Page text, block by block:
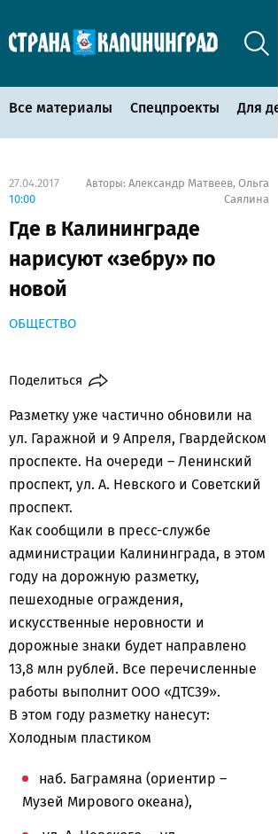
Все материалы Спецпроекты Для
27.04.2017
10:00
Авторы: Александр Матвеев, Ольга
Саялина
Где в Калининграде
нарисуют «зебру» по
новой
ОБЩЕСТВО
Поделиться
Разметку уже частично обновили на
ул. Гаражной и 9 Апреля, Гвардейском
проспекте. На очереди – Ленинский
проспект, ул. А. Невского и Советский
проспект.
Как сообщили в пресс-службе
администрации Калининграда, в этом
году на дорожную разметку,
пешеходные ограждения,
искусственные неровности и
дорожные знаки будет направлено
13,8 млн рублей. Все перечисленные
работы выполнит ООО «ДТС39».
В этом году разметку нанесут:
Холодным пластиком
наб. Баграмяна (ориентир –
Музей Мирового океана),